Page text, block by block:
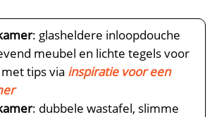
: glasheldere inloopdouche
meubel en lichte tegels voor
tips via inspiratie voor een
: dubbele wastafel, slimme